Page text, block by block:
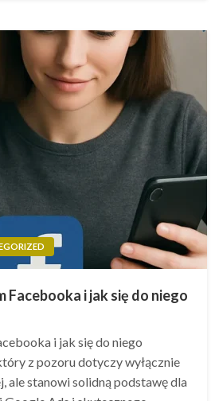
Facebooka i jak się do niego
i jak się do niego
z pozoru dotyczy wyłącznie
ale stanowi solidną podstawę dla